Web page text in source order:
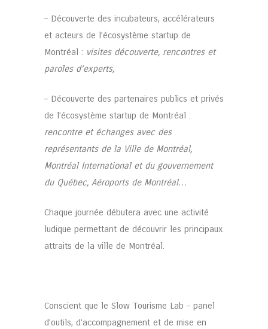
– Découverte des incubateurs, accélérateurs
et acteurs de l’écosystème startup de
Montréal : visites découverte, rencontres et
paroles d’experts,
– Découverte des partenaires publics et privés
de l’écosystème startup de Montréal :
rencontre et échanges avec des
représentants de la Ville de Montréal,
Montréal International et du gouvernement
du Québec, Aéroports de Montréal…
Chaque journée débutera avec une activité
ludique permettant de découvrir les principaux
attraits de la ville de Montréal.
Conscient que le Slow Tourisme Lab – panel
d’outils, d’accompagnement et de mise en